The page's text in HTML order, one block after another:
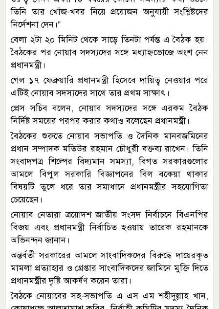
তিনি তার খোঁজ-খবর নিয়ে প্রয়োজন অনুযায়ী সংশ্লিষ্টদের
নির্দেশনা দেন।”
বেলা ২টা ২০ মিনিট থেকে সাড়ে তিনটা পর্যন্ত এ বৈঠক হয়।
বৈঠকের পর নোয়াব সদস্যদের সঙ্গে মধ্যাহ্নভোজে অংশ নেন
প্রধানমন্ত্রী।
গেল ১৭ ফেব্রুয়ারি প্রধানমন্ত্রী হিসেবে দায়িত্ব নেওয়ার পরে
এটিই নোয়াব সদস্যদের সাথে তার প্রথম সাক্ষাৎ।
প্রেস সচিব বলেন, নোয়াব সদস্যদের সঙ্গে এরকম বৈঠক
নির্দিষ্ট সময়ের পরপর করার কথাও বলেছেন প্রধানমন্ত্রী।
বৈঠকের শুরুতে নোয়াব সভাপতি ও দৈনিক মানবজমিনের
প্রধান সম্পাদক মতিউর রহমান চৌধুরী বক্তব্য রাখেন। তিনি
সংবাদপত্র শিল্পের বিদ্যমান সমস্যা, বিগত সরকারগুলোর
আমলে বিপুল সরকারি বিজ্ঞাপনের বিল বকেয়া থাকার
বিষয়টি তুলে ধরে তার সমাধানে প্রধানমন্ত্রীর সহযোগিতা
চেয়েছেন।
নোয়াব নেতারা ত্রয়োদশ জাতীয় সংসদ নির্বাচনে বিএনপির
বিজয় এবং প্রধানমন্ত্রী নির্বাচিত হওয়ায় তারেক রহমানকে
অভিনন্দন জানান।
অন্তর্বর্তী সরকারের আমলে সাংবাদিকদের বিরুদ্ধে দায়েরকৃত
মামলা প্রত্যাহার ও গ্রেপ্তার সাংবাদিকদের জামিনে মুক্তি দিতে
প্রধানমন্ত্রীর দৃষ্টি আকর্ষণ করেন তারা।
বৈঠকে নোয়াবের সহ-সভাপতি এ এস এম শহীদুল্লাহ খান,